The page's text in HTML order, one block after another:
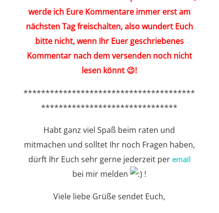
werde ich Eure Kommentare immer erst am
nächsten Tag freischalten, also wundert Euch
bitte nicht, wenn Ihr Euer geschriebenes
Kommentar nach dem versenden noch nicht
lesen könnt 😉!
***************************************
*******************************
Habt ganz viel Spaß beim raten und
mitmachen und solltet Ihr noch Fragen haben,
dürft Ihr Euch sehr gerne jederzeit per email
bei mir melden !
Viele liebe Grüße sendet Euch,